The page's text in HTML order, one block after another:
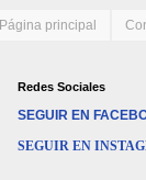
Página principal
Redes Sociales
SEGUIR EN
SEGUIR EN